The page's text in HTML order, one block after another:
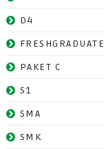
D4
FRESHGRADUATE
PAKET C
S1
SMA
SMK